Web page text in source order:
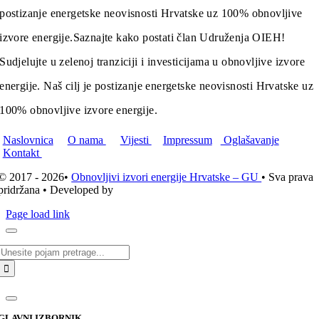
postizanje energetske neovisnosti Hrvatske uz 100% obnovljive
izvore energije.Saznajte kako postati član Udruženja OIEH!
Sudjelujte u zelenoj tranziciji i investicijama u obnovljive izvore
energije. Naš cilj je postizanje energetske neovisnosti Hrvatske uz
100% obnovljive izvore energije.
Naslovnica O nama Vijesti Impressum
Oglašavanje
Kontakt
2017 - 2026•Obnovljivi izvori energije Hrvatske – GU • Sva prava
• Developed by
Page load link